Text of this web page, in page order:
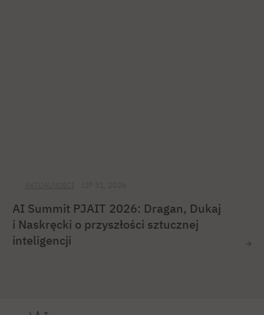
AI Summit PJAIT 2026: Dragan, Dukaj
i Naskręcki o przyszłości sztucznej
inteligencji